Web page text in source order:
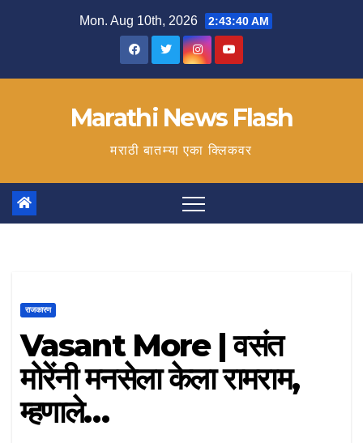
Mon. Aug 10th, 2026 2:43:41 AM
Marathi News Flash
मराठी बातम्या एका क्लिकवर
राजकारण
Vasant More | वसंत
मोरेंनी मनसेला केला रामराम,
म्हणाले…